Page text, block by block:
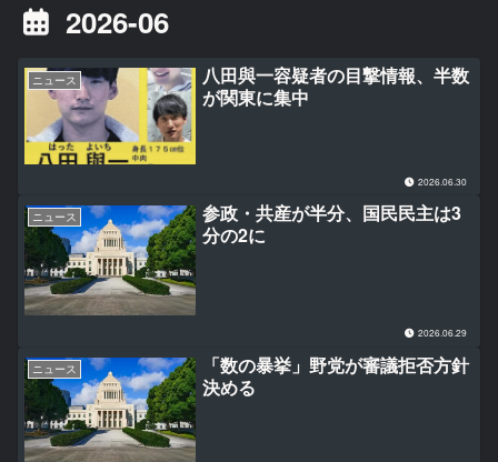
2026-06
ニュース
八田與一容疑者の目撃情報、半数
が関東に集中
2026.06.30
ニュース
参政・共産が半分、国民民主は3
分の2に
2026.06.29
ニュース
「数の暴挙」野党が審議拒否方針
決める